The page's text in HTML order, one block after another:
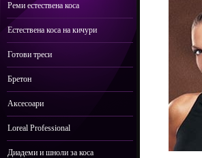
Реми естествена коса
Естествена коса на кичури
Готови треси
Бретон
Аксесоари
Loreal Professional
Диадеми и шноли за коса